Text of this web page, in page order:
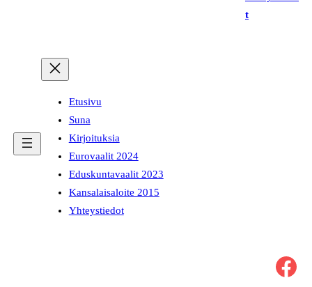
t
Etusivu
Suna
Kirjoituksia
Eurovaalit 2024
Eduskuntavaalit 2023
Kansalaisaloite 2015
Yhteystiedot
Facebook